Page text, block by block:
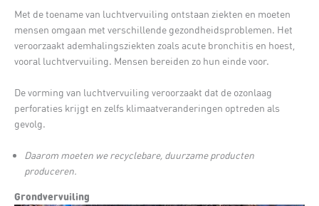
Met de toename van luchtvervuiling ontstaan ziekten en moeten
mensen omgaan met verschillende gezondheidsproblemen. Het
veroorzaakt ademhalingsziekten zoals acute bronchitis en hoest,
vooral luchtvervuiling. Mensen bereiden zo hun einde voor.
De vorming van luchtvervuiling veroorzaakt dat de ozonlaag
perforaties krijgt en zelfs klimaatveranderingen optreden als
gevolg.
Daarom moeten we recyclebare, duurzame producten
produceren.
Grondvervuiling